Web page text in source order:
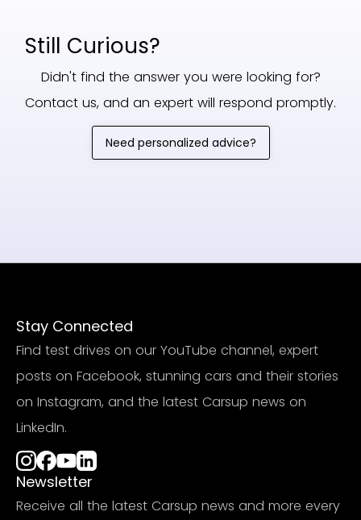
Still Curious?
Didn't find the answer you were looking for?
Contact us, and an expert will respond promptly.
Need personalized advice?
Stay Connected
Find test drives on our YouTube channel, expert
posts on Facebook, stunning cars and their stories
on Instagram, and the latest Carsup news on
LinkedIn.
Newsletter
Receive all the latest Carsup news and more every